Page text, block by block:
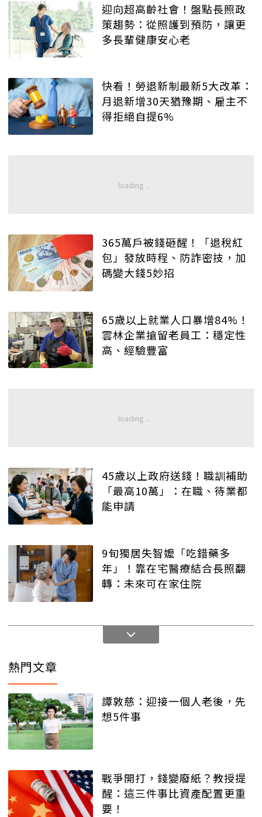
迎向超高齡社會！盤點長照政
策趨勢：從照護到預防，讓更
多長輩健康安心老
快看！勞退新制最新5大改革：
月退新增30天猶豫期、雇主不
得拒絕自提6%
365萬戶被錢砸醒！「退稅紅
包」發放時程、防詐密技，加
碼變大錢5妙招
65歲以上就業人口暴增84%！
雲林企業搶留老員工：穩定性
高、經驗豐富
45歲以上政府送錢！職訓補助
「最高10萬」：在職、待業都
能申請
9旬獨居失智嬤「吃錯藥多
年」！靠在宅醫療結合長照翻
轉：未來可在家住院
熱門文章
譚敦慈：迎接一個人老後，先
想5件事
戰爭開打，錢變廢紙？教授提
醒：這三件事比資產配置更重
要！